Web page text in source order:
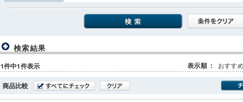
検索結果
1件中1件表示 表示順 ： おすす
商品比較